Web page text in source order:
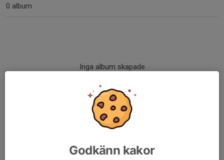
0 album
Inga album skapade
Godkänn kakor